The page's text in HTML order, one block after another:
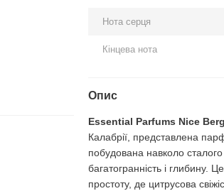
Essential Parfums Nice
Нота серця
Кінцева нота
Опис
Essential Parfums Nice
Калабрії, представлена
побудована навколо
багатогранність і глибину.
простоту, де цитрусова